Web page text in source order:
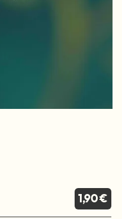
1,90 €